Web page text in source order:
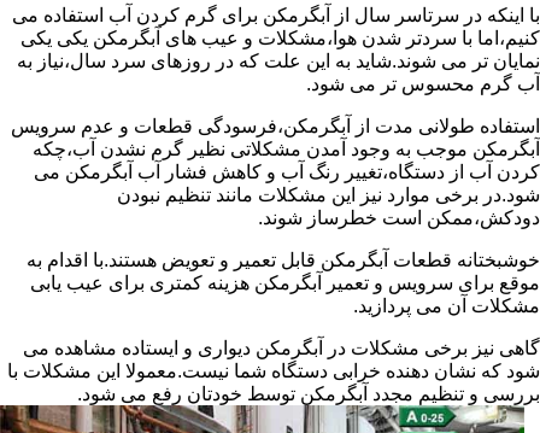
با اینکه در سرتاسر سال از آبگرمکن برای گرم کردن آب استفاده می
کنیم،اما با سردتر شدن هوا،مشکلات و عیب های آبگرمکن یکی یکی
نمایان تر می شوند.شاید به این علت که در روزهای سرد سال،نیاز به
آب گرم محسوس تر می شود.
استفاده طولانی مدت از آبگرمکن،فرسودگی قطعات و عدم سرویس
آبگرمکن موجب به وجود آمدن مشکلاتی نظیر گرم نشدن آب،چکه
کردن آب از دستگاه،تغییر رنگ آب و کاهش فشار آب آبگرمکن می
شود.در برخی موارد نیز این مشکلات مانند تنظیم نبودن
دودکش،ممکن است خطرساز شوند.
خوشبختانه قطعات آبگرمکن قابل تعمیر و تعویض هستند.با اقدام به
موقع برای سرویس و تعمیر آبگرمکن هزینه کمتری برای عیب یابی
مشکلات آن می پردازید.
گاهی نیز برخی مشکلات در آبگرمکن دیواری و ایستاده مشاهده می
شود که نشان دهنده خرابی دستگاه شما نیست.معمولا این مشکلات با
بررسی و تنظیم مجدد آبگرمکن توسط خودتان رفع می شود.